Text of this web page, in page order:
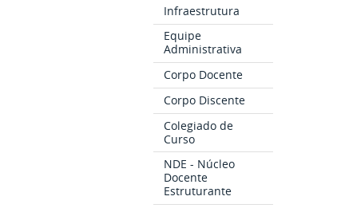
Infraestrutura
Equipe
Administrativa
Corpo Docente
Corpo Discente
Colegiado de
Curso
NDE - Núcleo
Docente
Estruturante